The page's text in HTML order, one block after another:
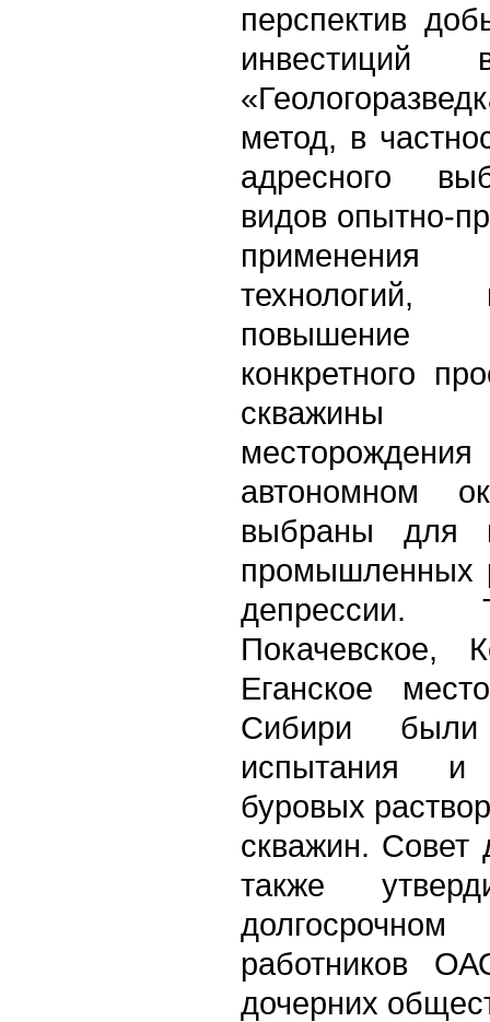
перспектив
инвестиций
метод, в
адресного
видов опытно-
технологий,
повышение
конкретного
скважины
автономном
выбраны для
промышленных
депрессии.
Покачевское,
Еганское
Сибири
испытания и
буровых
скважин.
также
работников
дочерних